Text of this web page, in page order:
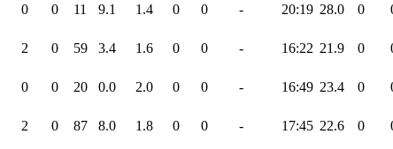
0 0 11 9.1 1.4 0 0 - 20:19 28.0 0
2 0 59 3.4 1.6 0 0 - 16:22 21.9 0
0 0 20 0.0 2.0 0 0 - 16:49 23.4 0
2 0 87 8.0 1.8 0 0 - 17:45 22.6 0